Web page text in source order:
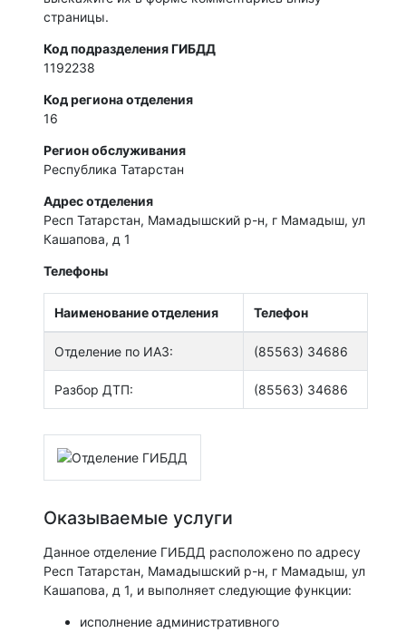
страницы.
Код подразделения ГИБДД
1192238
Код региона отделения
16
Регион обслуживания
Республика Татарстан
Адрес отделения
Респ Татарстан, Мамадышский р-н, г Мамадыш, ул
Кашапова, д 1
Телефоны
Наименование отделения Телефон
Отделение по ИАЗ: (85563) 34686
Разбор ДТП: (85563) 34686
Оказываемые услуги
Данное отделение ГИБДД расположено по адресу
Респ Татарстан, Мамадышский р-н, г Мамадыш, ул
Кашапова, д 1, и выполняет следующие функции:
исполнение административного